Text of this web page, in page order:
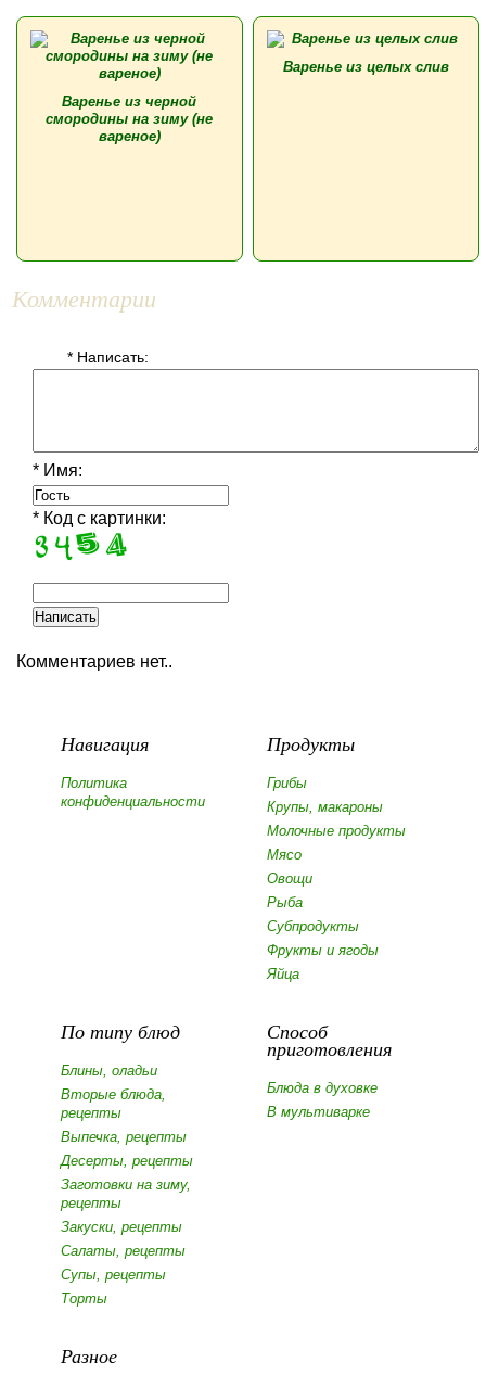
Варенье из черной
смородины на зиму (не
вареное)
Варенье из целых слив
Комментарии
* Написать:
* Имя:
* Код с картинки:
Комментариев нет..
Навигация
Политика
конфиденциальности
Продукты
Грибы
Крупы, макароны
Молочные продукты
Мясо
Овощи
Рыба
Субпродукты
Фрукты и ягоды
Яйца
По типу блюд
Блины, оладьи
Вторые блюда,
рецепты
Выпечка, рецепты
Десерты, рецепты
Заготовки на зиму,
рецепты
Закуски, рецепты
Салаты, рецепты
Супы, рецепты
Торты
Способ
приготовления
Блюда в духовке
В мультиварке
Разное